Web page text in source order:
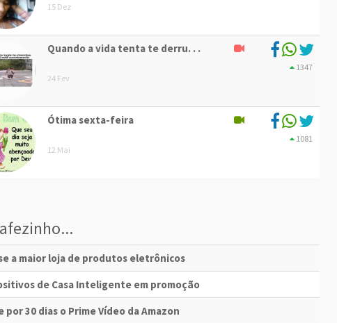
15 Dez
Quando a vida tenta te derru. . .
24 Fev
1347
Ótima sexta-feira
12 Mai
1081
a maior loja de produtos eletrônicos
de Casa Inteligente em promoção
por 30 dias o Prime Vídeo da Amazon